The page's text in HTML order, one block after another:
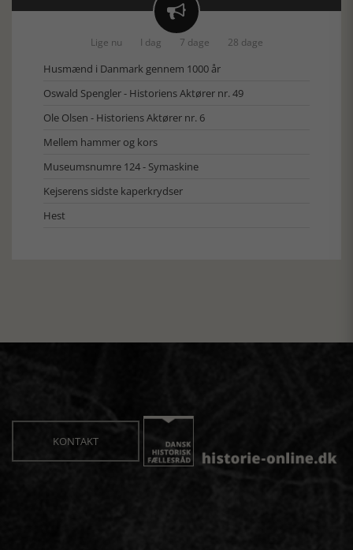

Lige nu I dag 7 dage 28 dage
Husmænd i Danmark gennem 1000 år
Oswald Spengler - Historiens Aktører nr. 49
Ole Olsen - Historiens Aktører nr. 6
Mellem hammer og kors
Museumsnumre 124 - Symaskine
Kejserens sidste kaperkrydser
Hest
KONTAKT